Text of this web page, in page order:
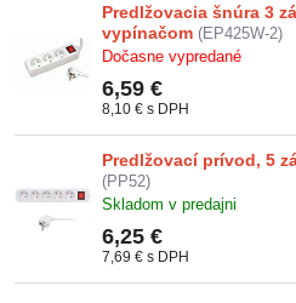
Predlžovacia šnúra 3
vypínačom (EP425W-2)
Dočasne vypredané
6,59 €
8,10 € s DPH
Predlžovací prívod, 5
(PP52)
Skladom v predajni
6,25 €
7,69 € s DPH